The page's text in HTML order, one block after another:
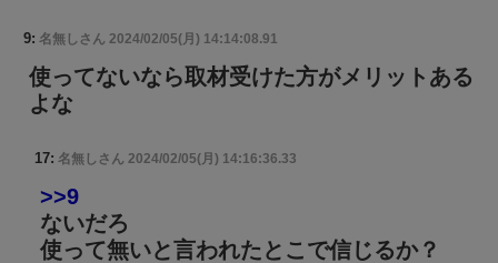
9: 名無しさん 2024/02/05(月) 14:14:08.91
使ってないなら取材受けた方がメリットある
よな
17: 名無しさん 2024/02/05(月) 14:16:36.33
>>9
ないだろ
使って無いと言われたとこで信じるか？